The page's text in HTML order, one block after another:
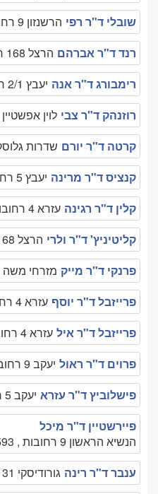
שובלי ד"ר רפי הרשנזון 9 רחובות , 089452290
רנד ד"ר אברהם הרצל 168 רחובות , 089472544
רימבורג ד"ר אנה יעבץ 2/1 רחובות , 089364884
רוזנהק ד"ר צבי לוין אפשטיין 52 רחובות , 089458923
קרטה ד"ר יורם שדרות גלוסקין 12 רחובות ,
קנציס ד"ר מרינה יעבץ 5 רחובות , 089472694
קלין ד"ר רגינה עזרא 4 רחובות , 089493645
קליטיניץ' ד"ר ולרי הרצל 168 רחובות , 089370810
פרנקי ד"ר מייק מזרחי משה 1 רחובות , 089353339
פרייזבל ד"ר יוסף עזרא 4 רחובות , 0522202716
פרייזבל ד"ר איל עזרא 4 רחובות , 0544835666
פרוים ד"ר ראול יעקב 9 רחובות , 089461476
פישלוביץ ד"ר עזרא יעקב 5 רחובות , 089434444
פיירשטיין ד"ר מיכל
הנשיא הראשון 9 רחובות , 089474593
ענבר ד"ר רינה גורודיסקי 31 רחובות , 089491802